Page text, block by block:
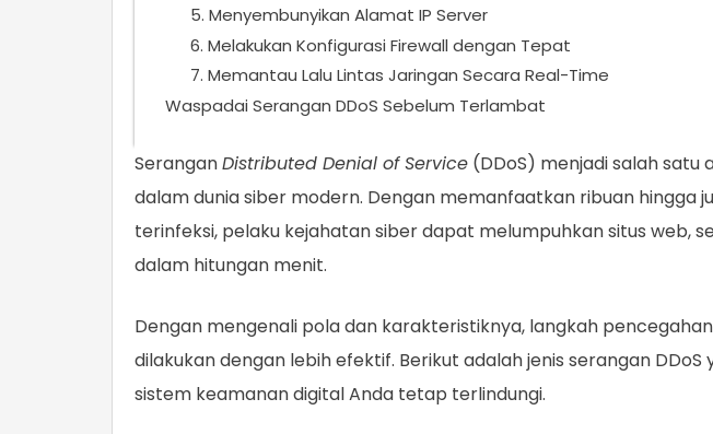
5. Menyembunyikan Alamat IP Server
6. Melakukan Konfigurasi Firewall dengan Tepat
7. Memantau Lalu Lintas Jaringan Secara Real-Time
Waspadai Serangan DDoS Sebelum Terlambat
SeranganDistributed Denial of Service (DDoS) menjadi salah
dalam dunia siber modern. Dengan memanfaatkan ribuan hingga
terinfeksi, pelaku kejahatan siber dapat melumpuhkan situs web,
dalam hitungan menit.
Dengan mengenali pola dan karakteristiknya, langkah
dilakukan dengan lebih efektif. Berikut adalah jenis serangan
sistem keamanan digital Anda tetap terlindungi.